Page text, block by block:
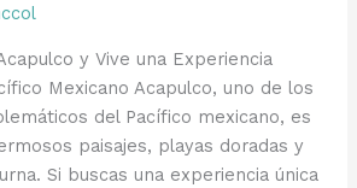
y Vive una Experiencia
Mexicano Acapulco, uno de los
del Pacífico mexicano, es
paisajes, playas doradas y
Si buscas una experiencia única